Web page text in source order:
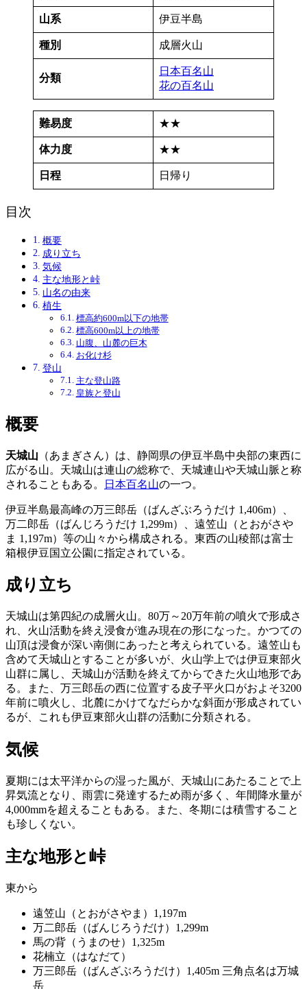
山系 伊豆半島
種別 成層火山
分類
日本百名山
花の百名山
難易度 ★★
体力度 ★★
日程 日帰り
目次
概要
成り立ち
気候
主な地形と峠
山名の由来
植生
標高約600m以下の地帯
標高600m以上の地帯
山腹、山麓の巨木
お化け杉
登山
主な登山路
皇族と登山
概要
天城山 （あまぎさん）は、静岡県の伊豆半島中央部の東西に
広がる山。天城山は連山の総称で、天城連山や天城山脈と称
されることもある。
日本百名山の一つ。
伊豆半島最高峰の万三郎岳（ばんざぶろうだけ 1,406m）、
万二郎岳（ばんじろうだけ 1,299m）、遠笠山（とおがさや
ま 1,197m）等の山々から構成される。東西の山稜部は富士
箱根伊豆国立公園に指定されている。
成り立ち
天城山は第四紀の成層火山。80万～20万年前の噴火で形成さ
れ、火山活動を終え浸食が進み現在の形になった。かつての
山頂は浸食が深い南側にあったと考えられている。遠笠山も
含めて天城山とすることが多いが、火山学上では伊豆東部火
山群に属し、天城山が活動を終えてからできた火山地形であ
る。また、万三郎岳の西に位置する皮子平火口がおよそ3200
年前に噴火し、北麓にかけてなだらかな斜面が形成されてい
るが、これも伊豆東部火山群の活動に分類される。
気候
夏期には太平洋からの湿った風が、天城山にあたることで上
昇気流となり、雨雲に発達するため雨が多く、年間降水量が
4,000mmを超えることもある。また、冬期には積雪すること
も珍しくない。
主な地形と峠
東から
遠笠山（とおがさやま）1,197m
万二郎岳（ばんじろうだけ）1,299m
馬の背（うまのせ）1,325m
花楠立（はなだて）
万三郎岳（ばんざぶろうだけ）1,405m 三角点名は万城
岳